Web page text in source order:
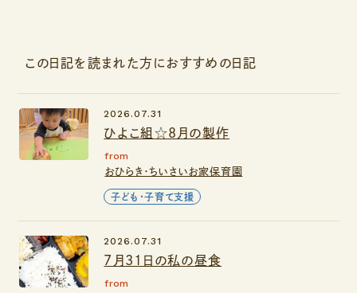
この日記を読まれた方におすすめの日記
ひよこ組☆8月の製作
2026.07.31
from
おひらき・ちいさいお家保育園
子ども・子育て支援
7月31日の私の昼食
2026.07.31
from